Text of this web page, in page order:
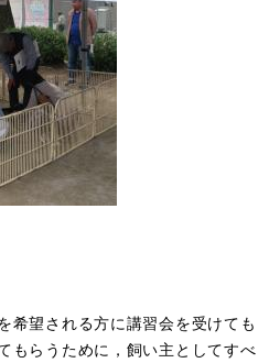
希望される方に講習会を受けても
もらうために，飼い主としてすべ